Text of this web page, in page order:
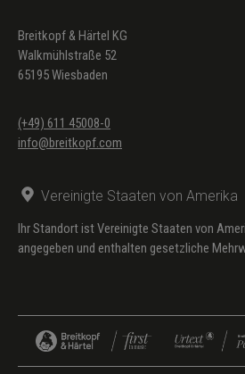
Breitkopf & Härtel KG
Walkmühlstraße 52
65195 Wiesbaden
(+49) 611 45008-0
info@breitkopf.com
Vereinigte Staaten von Amerika
Ihr Standort ist Vereinigte Staaten von
angegeben und enthalten gesetzliche